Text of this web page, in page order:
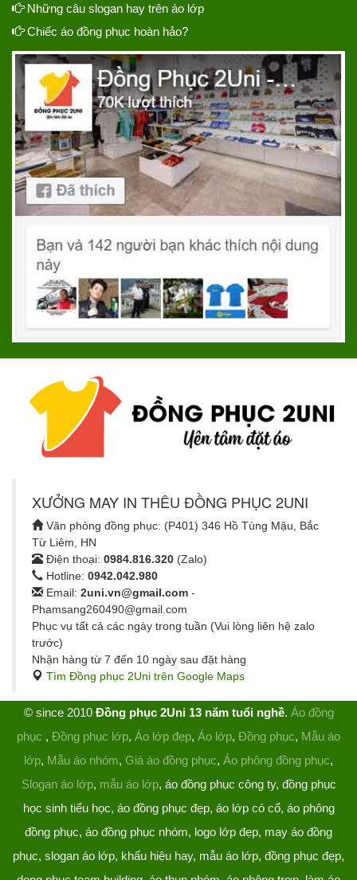
Những câu slogan hay trên áo lớp
Chiếc áo đồng phục hoàn hảo?
XƯỞNG MAY IN THÊU ĐỒNG PHỤC 2UNI
Văn phòng đồng phục: (P401) 346 Hồ Tùng Mậu, Bắc
Từ Liêm, HN
Điện thoại: 0984.816.320 (Zalo)
Hotline: 0942.042.980
Email: 2uni.vn@gmail.com -
Phamsang260490@gmail.com
Phục vụ tất cả các ngày trong tuần (Vui lòng liên hệ zalo
trước)
Nhận hàng từ 7 đến 10 ngày sau đặt hàng
Tìm Đồng phục 2Uni trên Google Maps
© since 2010 Đồng phục 2Uni 13 năm tuổi nghề. Áo đồng
phục , Đồng phục lớp, Áo lớp đẹp, Áo lớp, Đồng phục, Mẫu áo
lớp, Mẫu áo nhóm, Giá áo đồng phục, Áo phông đồng phục,
Slogan áo lớp, mẫu áo lớp, áo đồng phục công ty, đồng phục
học sinh tiểu học, áo đồng phục đẹp, áo lớp có cổ, áo phông
đồng phục, áo đồng phục nhóm, logo lớp đẹp, may áo đồng
phục, slogan áo lớp, khẩu hiệu hay, mẫu áo lớp, đồng phục đẹp,